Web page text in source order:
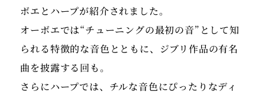
ボエとハープが紹介されました。
オーボエでは“チューニングの最初の音”として知
られる特徴的な音色とともに、ジブリ作品の有名
曲を披露する回も。
さらにハープでは、チルな音色にぴったりなディ